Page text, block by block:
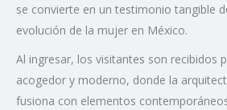
se convierte en un testimonio tangible
evolución de la mujer en México.
Al ingresar, los visitantes son recibidos
acogedor y moderno, donde la
fusiona con elementos